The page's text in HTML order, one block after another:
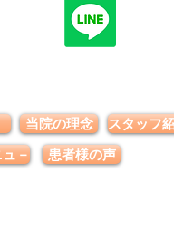
当院の理念
スタッフ
－
患者様の声